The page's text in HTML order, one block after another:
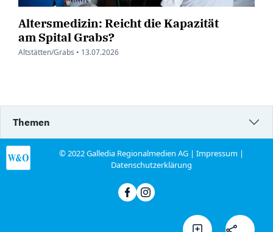
Altersmedizin: Reicht die Kapazität
am Spital Grabs?
Altstätten/Grabs • 13.07.2026
Themen
© 2022 Galledia Regionalmedien AG |Impressum |
Datenschutzerklärung